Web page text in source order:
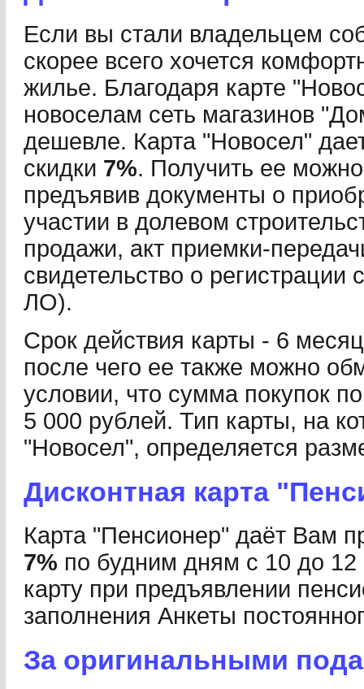
Если вы стали владельцем
скорее всего хочется
жилье. Благодаря карте
новоселам сеть магазинов
дешевле. Карта "Новосел"
скидки 7%. Получить ее
предъявив документы о
участии в долевом
продажи, акт приемки-
свидетельство о
ЛО).
Срок действия карты - 6
после чего ее также можно
условии, что сумма покупок
5 000 рублей. Тип карты, на
"Новосел", определяется
Дисконтная карта
Карта "Пенсионер" даёт Вам
7% по будним дням с 10 до
карту при предъявлении
заполнения Анкеты
За оригинальными